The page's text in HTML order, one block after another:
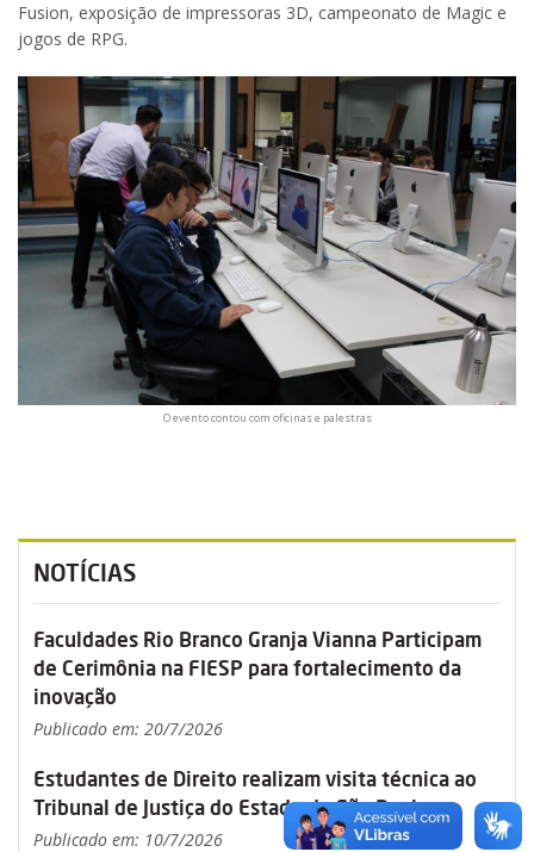
Fusion, exposição de impressoras 3D, campeonato de Magic e
jogos de RPG.
O evento contou com oficinas e palestras
NOTÍCIAS
Faculdades Rio Branco Granja Vianna Participam
de Cerimônia na FIESP para fortalecimento da
inovação
Publicado em: 20/7/2026
Estudantes de Direito realizam visita técnica ao
Tribunal de Justiça do Estado de São Paulo
Publicado em: 10/7/2026